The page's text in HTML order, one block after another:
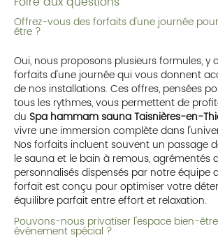
Offrez-vous des forfaits d'une journée
être ?
Oui, nous proposons plusieurs formules, y
forfaits d'une journée qui vous donnent
de nos installations. Ces offres, pensées
tous les rythmes, vous permettent de
du Spa hammam sauna Taisnières-en-
vivre une immersion complète dans
Nos forfaits incluent souvent un passage
le sauna et le bain à remous, agrémentés
personnalisés dispensés par notre équipe
forfait est conçu pour optimiser votre
équilibre parfait entre effort et relaxation.
Pouvons-nous privatiser l'espace bien-
événement spécial ?